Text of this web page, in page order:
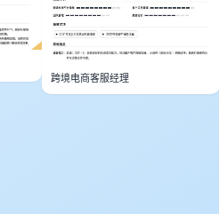
跨境电商客服经理